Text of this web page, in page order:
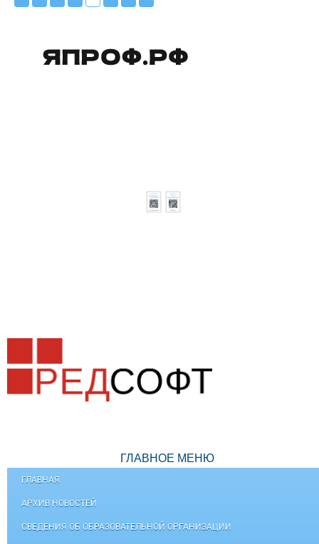
ГЛАВНОЕ МЕНЮ
ГЛАВНАЯ
АРХИВ НОВОСТЕЙ
СВЕДЕНИЯ ОБ ОБРАЗОВАТЕЛЬНОЙ ОРГАНИЗАЦИИ